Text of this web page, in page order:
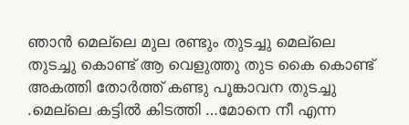
ഞാൻ മെല്ലെ മുല രണ്ടും തുടച്ചു മെല്ലെ
തുടച്ചു കൊണ്ട് ആ വെളുത്തു തുട കൈ കൊണ്ട്
അകത്തി തോർത്ത് കണ്ടു പൂങ്കാവന തുടച്ചു
.മെല്ലെ കട്ടിൽ കിടത്തി …മോനെ നീ എന്ന